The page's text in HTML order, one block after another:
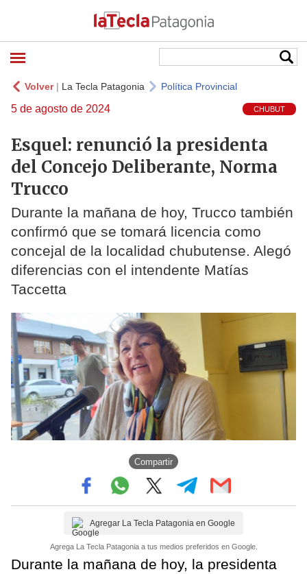
Volver| La Tecla Patagonia Política Provincial
5 de agosto de 2024 CHUBUT
Esquel: renunció la presidenta
del Concejo Deliberante, Norma
Trucco
Durante la mañana de hoy, Trucco también
confirmó que se tomará licencia como
concejal de la localidad chubutense. Alegó
diferencias con el intendente Matías
Taccetta
Compartir
Agregar La Tecla Patagonia en Google
Agrega La Tecla Patagonia a tus medios preferidos en Google.
Durante la mañana de hoy, la presidenta